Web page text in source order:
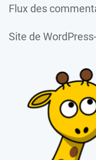
Flux des
Site de